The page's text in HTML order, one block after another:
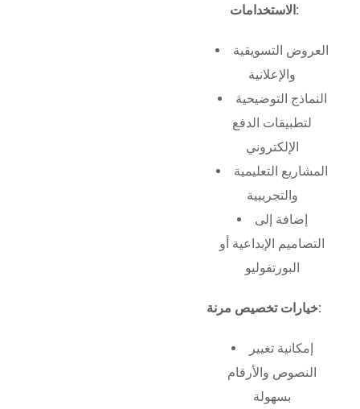
الاستخدامات:
العروض التسويقية
والإعلانية
النماذج التوضيحية
لتطبيقات الدفع
الإلكتروني
المشاريع التعليمية
والتجريبية
إضافة إلى
التصاميم الإبداعية أو
البورتفوليو
خيارات تخصيص مرنة:
إمكانية تغيير
النصوص والأرقام
بسهولة